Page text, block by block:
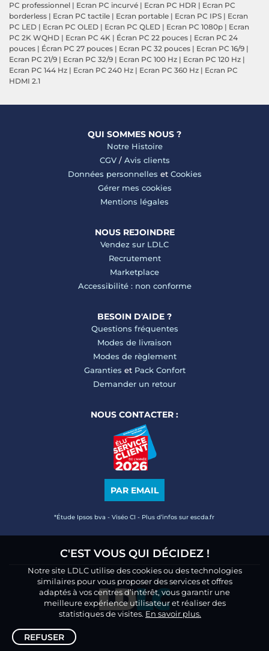
PC professionnel | Ecran PC incurvé | Ecran PC HDR | Ecran PC
borderless | Ecran PC tactile | Ecran portable | Ecran PC IPS | Ecran
PC LED | Ecran PC OLED | Ecran PC QLED | Ecran PC 1080p | Ecran
PC 2K WQHD | Ecran PC 4K | Écran PC 22 pouces | Ecran PC 24
pouces | Écran PC 27 pouces | Ecran PC 32 pouces | Ecran PC 16/9 |
Ecran PC 21/9 | Ecran PC 32/9 | Ecran PC 100 Hz | Ecran PC 120 Hz |
Ecran PC 144 Hz | Ecran PC 240 Hz | Ecran PC 360 Hz | Ecran PC
HDMI 2.1
QUI SOMMES NOUS ?
Notre Histoire
CGV/ Avis clients
Données personnelles et Cookies
Gérer mes cookies
Mentions légales
NOUS REJOINDRE
Vendez sur LDLC
Recrutement
Marketplace
Accessibilité : non conforme
BESOIN D'AIDE ?
Questions fréquentes
Modes de livraison
Modes de règlement
Garanties et Pack Confort
Demander un retour
NOUS CONTACTER :
PAR EMAIL
*Étude Ipsos bva - Viséo CI - Plus d’infos sur escda.fr
C'EST VOUS QUI DÉCIDEZ !
Notre site LDLC utilise des cookies ou des technologies
similaires pour vous proposer des services et offres
adaptés à vos centres d’intérêt, vous garantir une
meilleure expérience utilisateur et réaliser des
statistiques de visites. En savoir plus.
REFUSER